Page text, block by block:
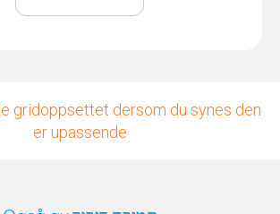
gridoppsettet dersom du synes den
er upassende